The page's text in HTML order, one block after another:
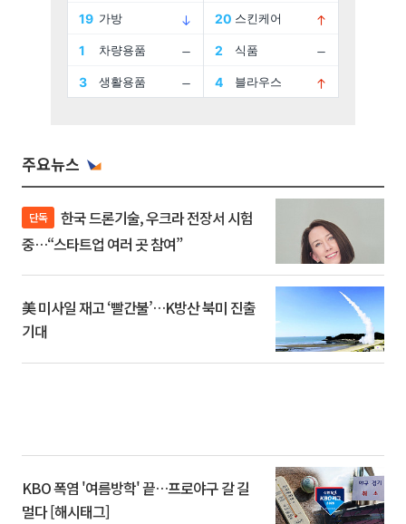
주요뉴스
단독
중…“스타트업 여러 곳 참여”
美 미사일 재고 ‘빨간불’…K방산 북미 진출
기대
KBO 폭염 '여름방학' 끝…프로야구 갈 길
멀다 [해시태그]